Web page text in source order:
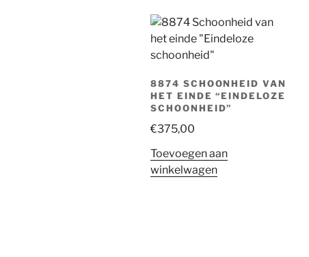
8874 SCHOONHEID VAN
HET EINDE “EINDELOZE
SCHOONHEID”
€375,00
Toevoegen aan
winkelwagen